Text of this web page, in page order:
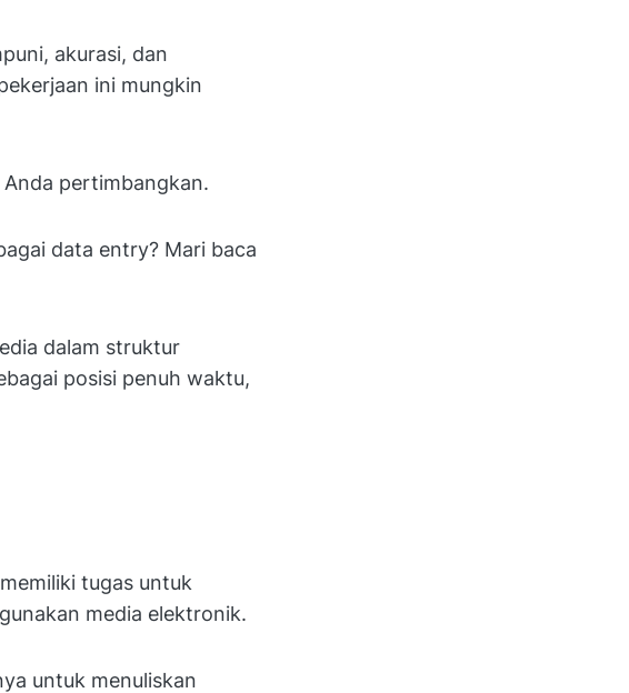
akurasi, dan
ini mungkin
pertimbangkan.
data entry? Mari baca
dalam struktur
posisi penuh waktu,
tugas untuk
media elektronik.
untuk menuliskan